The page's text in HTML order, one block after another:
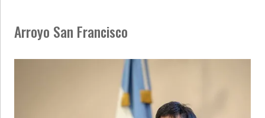
Policiales
Arroyo San Francisco